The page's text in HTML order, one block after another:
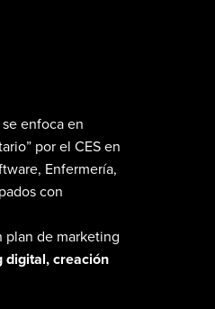
enfoca en
por el CES en
Enfermería,
con
plan de marketing
digital, creación